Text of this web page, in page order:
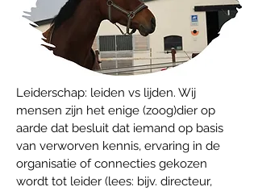
Leiderschap: leiden vs lijden. Wij
mensen zijn het enige (zoog)dier op
aarde dat besluit dat iemand op basis
van verworven kennis, ervaring in de
organisatie of connecties gekozen
wordt tot leider (lees: bijv. directeur,